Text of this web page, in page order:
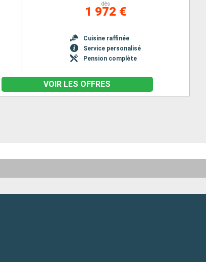
dès
1 972 €
Cuisine raffinée
Service personalisé
Pension complète
VOIR LES OFFRES